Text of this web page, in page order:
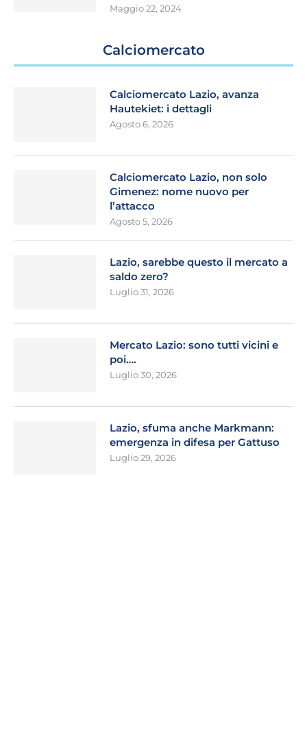
Maggio 22, 2024
Calciomercato
Calciomercato Lazio, avanza
Hautekiet: i dettagli
Agosto 6, 2026
Calciomercato Lazio, non solo
Gimenez: nome nuovo per
l’attacco
Agosto 5, 2026
Lazio, sarebbe questo il mercato a
saldo zero?
Luglio 31, 2026
Mercato Lazio: sono tutti vicini e
poi….
Luglio 30, 2026
Lazio, sfuma anche Markmann:
emergenza in difesa per Gattuso
Luglio 29, 2026